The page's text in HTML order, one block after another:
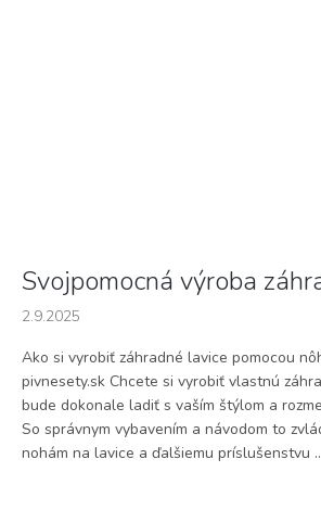
Svojpomocná výroba
2.9.2025
Ako si vyrobiť záhradné lavice pomocou
pivnesety.sk Chcete si vyrobiť vlastnú
bude dokonale ladiť s vaším štýlom a
So správnym vybavením a návodom to
nohám na lavice a ďalšiemu príslušenstvu